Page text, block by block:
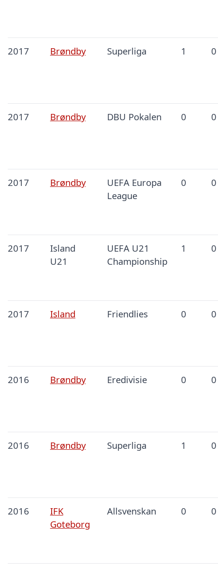
2017 Brøndby Superliga 1 0
2017 Brøndby DBU Pokalen 0 0
2017 Brøndby
UEFA Europa
League
0 0
2017
Island
U21
UEFA U21
Championship
1 0
2017 Island Friendlies 0 0
2016 Brøndby Eredivisie 0 0
2016 Brøndby Superliga 1 0
2016
IFK
Goteborg
Allsvenskan 0 0